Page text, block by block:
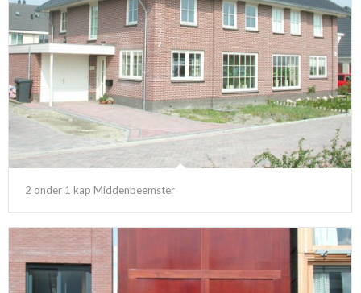
2 onder 1 kap Middenbeemster